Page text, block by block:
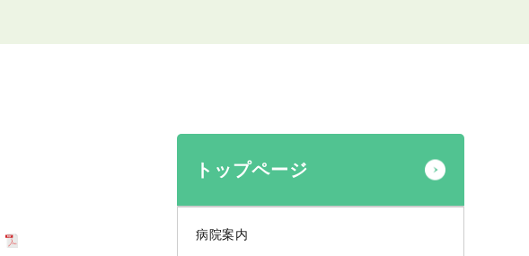
トップページ
病院案内